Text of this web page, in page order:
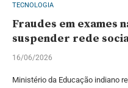
TECNOLOGIA
Fraudes em exames
suspender rede
16/06/2026
Ministério da Educação indiano